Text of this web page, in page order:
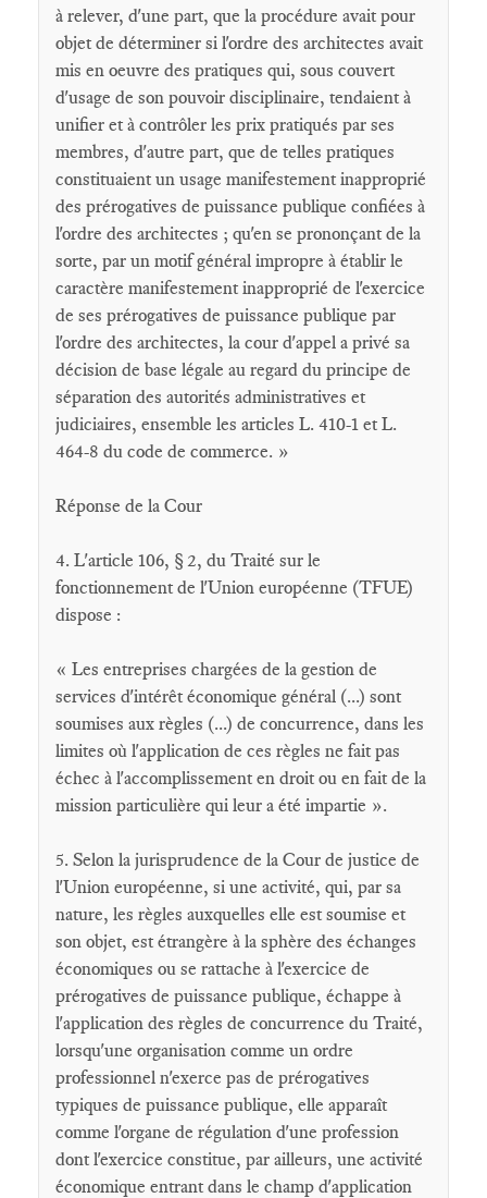
à relever, d'une part, que la procédure avait pour
objet de déterminer si l'ordre des architectes avait
mis en oeuvre des pratiques qui, sous couvert
d'usage de son pouvoir disciplinaire, tendaient à
unifier et à contrôler les prix pratiqués par ses
membres, d'autre part, que de telles pratiques
constituaient un usage manifestement inapproprié
des prérogatives de puissance publique confiées à
l'ordre des architectes ; qu'en se prononçant de la
sorte, par un motif général impropre à établir le
caractère manifestement inapproprié de l'exercice
de ses prérogatives de puissance publique par
l'ordre des architectes, la cour d'appel a privé sa
décision de base légale au regard du principe de
séparation des autorités administratives et
judiciaires, ensemble les articles L. 410-1 et L.
464-8 du code de commerce. »
Réponse de la Cour
4. L'article 106, § 2, du Traité sur le
fonctionnement de l'Union européenne (TFUE)
dispose :
« Les entreprises chargées de la gestion de
services d'intérêt économique général (...) sont
soumises aux règles (...) de concurrence, dans les
limites où l'application de ces règles ne fait pas
échec à l'accomplissement en droit ou en fait de la
mission particulière qui leur a été impartie ».
5. Selon la jurisprudence de la Cour de justice de
l'Union européenne, si une activité, qui, par sa
nature, les règles auxquelles elle est soumise et
son objet, est étrangère à la sphère des échanges
économiques ou se rattache à l'exercice de
prérogatives de puissance publique, échappe à
l'application des règles de concurrence du Traité,
lorsqu'une organisation comme un ordre
professionnel n'exerce pas de prérogatives
typiques de puissance publique, elle apparaît
comme l'organe de régulation d'une profession
dont l'exercice constitue, par ailleurs, une activité
économique entrant dans le champ d'application